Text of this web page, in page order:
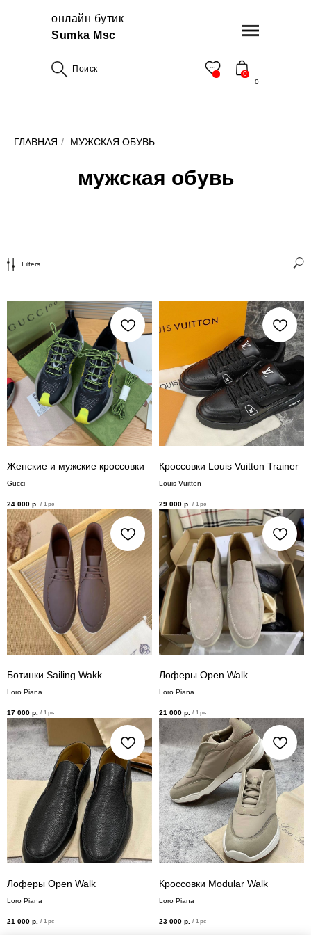
онлайн бутик
Sumka Msc
0
Поиск
0
ГЛАВНАЯ / МУЖСКАЯ ОБУВЬ
мужская обувь
Filters
Женские и мужские кроссовки
Gucci
24 000 р. / 1 pc
Кроссовки Louis Vuitton Trainer
Louis Vuitton
29 000 р. / 1 pc
Ботинки Sailing Wakk
Loro Piana
17 000 р. / 1 pc
Лоферы Open Walk
Loro Piana
21 000 р. / 1 pc
Лоферы Open Walk
Loro Piana
21 000 р. / 1 pc
Кроссовки Modular Walk
Loro Piana
23 000 р. / 1 pc